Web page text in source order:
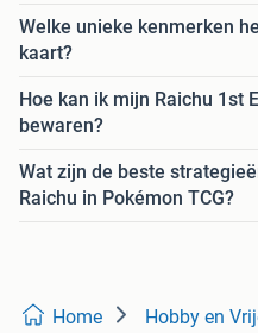
Welke unieke kenmerken
kaart?
Hoe kan ik mijn Raichu 1st
bewaren?
Wat zijn de beste
Raichu in Pokémon TCG?
Home Hobby en